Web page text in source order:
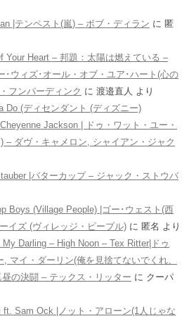
|テンペスト(嵐) – ボブ・ディラン に 匿
Your Heart – 邦題：太陽は燃えている –
･ウィズ･オール・オブ・ユア･ハート(心の
フンパーディンク に 渡邉直人 より
Do (ディセンダント (ディズニー)
Jackson | ドゥ・ワット・ユー・
– ダヴ・キャメロン, シャイアン・ジャク
|バターカップ – ジャック・ストウバ
Boys (Village People) |ゴー･ウェスト(西
イズ (ヴィレッジ・ピープル) に 匿名 より
Darling – High Noon – Tex Ritter|ドゥ
マイ・ダーリン(俺を見捨てないでくれ、
の決闘 – テックス・リッター に クーパ
ft. Sam Ock |ノット・アローン(1人じゃな